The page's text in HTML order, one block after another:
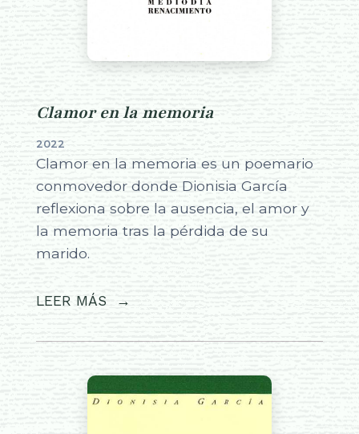
Clamor en la memoria
2022
Clamor en la memoria es un poemario
conmovedor donde Dionisia García
reflexiona sobre la ausencia, el amor y
la memoria tras la pérdida de su
marido.
LEER MÁS